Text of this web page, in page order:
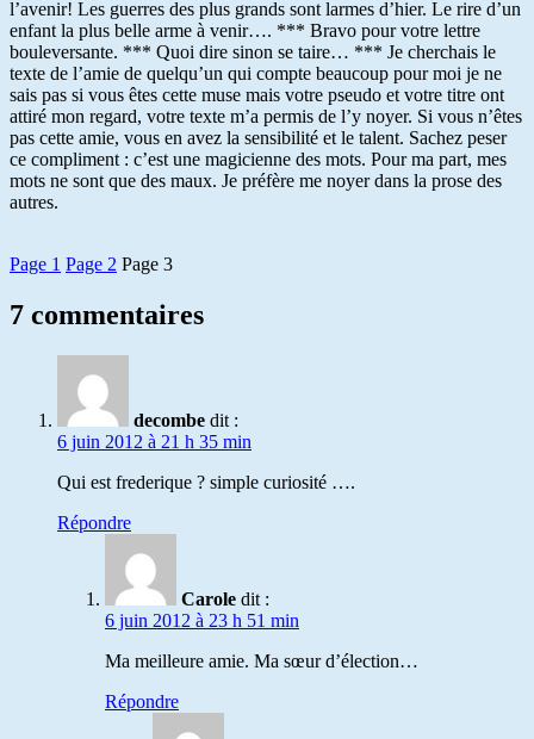
l’avenir! Les guerres des plus grands sont larmes d’hier. Le rire d’un
enfant la plus belle arme à venir…. *** Bravo pour votre lettre
bouleversante. *** Quoi dire sinon se taire… *** Je cherchais le
texte de l’amie de quelqu’un qui compte beaucoup pour moi je ne
sais pas si vous êtes cette muse mais votre pseudo et votre titre ont
attiré mon regard, votre texte m’a permis de l’y noyer. Si vous n’êtes
pas cette amie, vous en avez la sensibilité et le talent. Sachez peser
ce compliment : c’est une magicienne des mots. Pour ma part, mes
mots ne sont que des maux. Je préfère me noyer dans la prose des
autres.
Page 1 Page 2 Page 3
7 commentaires
decombe dit :
6 juin 2012 à 21 h 35 min
Qui est frederique ? simple curiosité ….
Répondre
Carole dit :
6 juin 2012 à 23 h 51 min
Ma meilleure amie. Ma sœur d’élection…
Répondre